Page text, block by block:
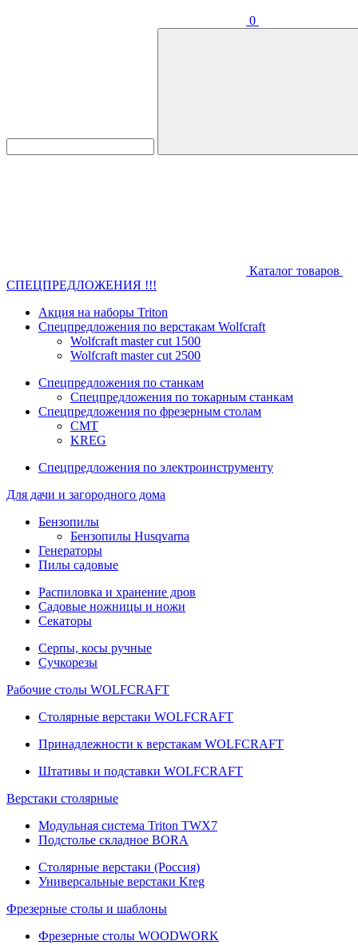
0
Каталог товаров
СПЕЦПРЕДЛОЖЕНИЯ !!!
Акция на наборы Triton
Спецпредложения по верстакам Wolfcraft
Wolfcraft master cut 1500
Wolfcraft master cut 2500
Спецпредложения по станкам
Спецпредложения по токарным станкам
Спецпредложения по фрезерным столам
CMT
KREG
Спецпредложения по электроинструменту
Для дачи и загородного дома
Бензопилы
Бензопилы Husqvarna
Генераторы
Пилы садовые
Распиловка и хранение дров
Садовые ножницы и ножи
Секаторы
Серпы, косы ручные
Сучкорезы
Рабочие столы WOLFCRAFT
Столярные верстаки WOLFCRAFT
Принадлежности к верстакам WOLFCRAFT
Штативы и подставки WOLFCRAFT
Верстаки столярные
Модульная система Triton TWX7
Подстолье складное BORA
Столярные верстаки (Россия)
Универсальные верстаки Kreg
Фрезерные столы и шаблоны
Фрезерные столы WOODWORK